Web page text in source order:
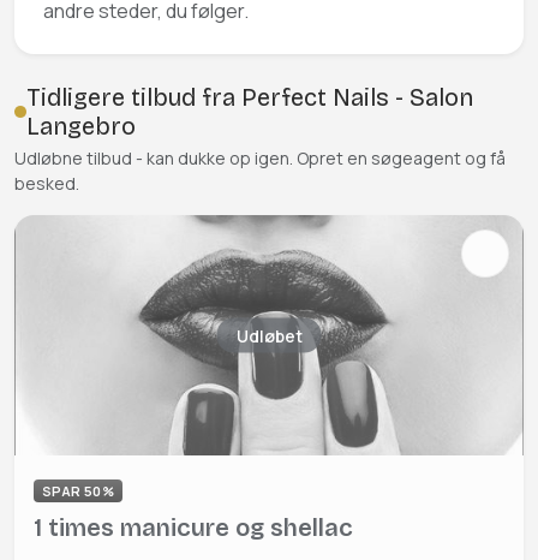
andre steder, du følger.
Tidligere tilbud fra Perfect Nails - Salon
Langebro
Udløbne tilbud - kan dukke op igen. Opret en søgeagent og få
besked.
Udløbet
SPAR 50%
1 times manicure og shellac